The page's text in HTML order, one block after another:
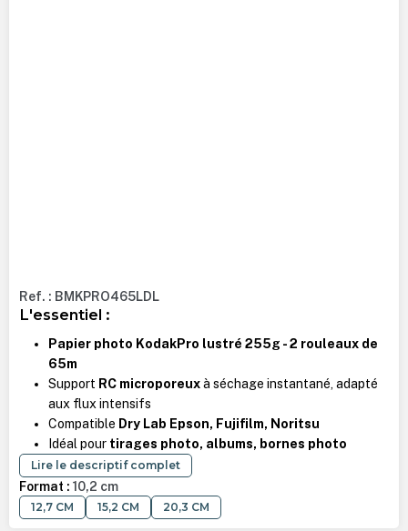
Ref. : BMKPRO465LDL
L'essentiel :
Papier photo KodakPro lustré 255g - 2 rouleaux de
65m
Support RC microporeuxà séchage instantané, adapté
aux flux intensifs
Compatible Dry Lab Epson, Fujifilm, Noritsu
Idéal pour tirages photo, albums, bornes photo
Lire le descriptif complet
Format : 10,2 cm
12,7 CM 15,2 CM 20,3 CM